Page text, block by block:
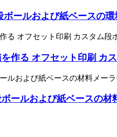
ールおよび紙ベースの
作る オフセット印刷 カ
ールおよび紙ベースの材